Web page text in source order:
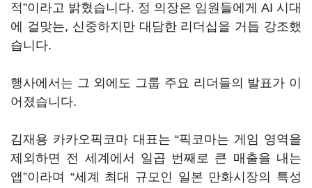
적”이라고 밝혔습니다. 정 의장은 임원들에게 AI 시대
에 걸맞는, 신중하지만 대담한 리더십을 거듭 강조했
습니다.
행사에서는 그 외에도 그룹 주요 리더들의 발표가 이
어졌습니다.
김재용 카카오픽코마 대표는 “픽코마는 게임 영역을
제외하면 전 세계에서 일곱 번째로 큰 매출을 내는
앱”이라며 “세계 최대 규모인 일본 만화시장의 특성